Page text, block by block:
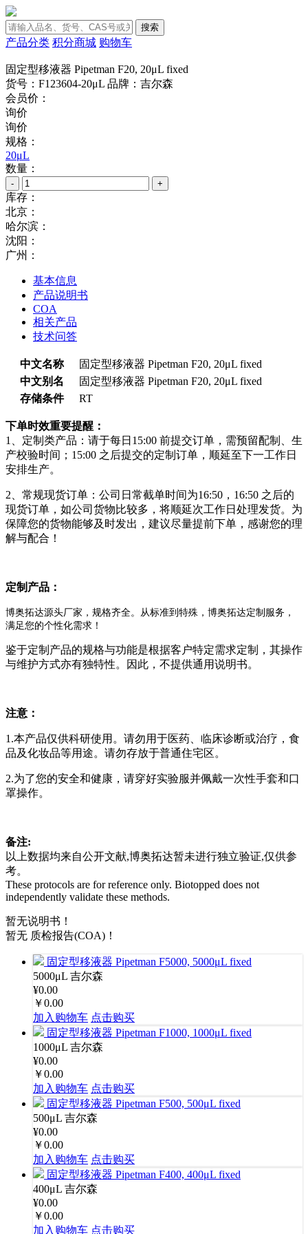
搜索
产品分类 积分商城 购物车
固定型移液器 Pipetman F20, 20μL fixed
货号：F123604-20μL 品牌：吉尔森
会员价：
询价
询价
规格：
20μL
数量：
- +
库存：
北京：
哈尔滨：
沈阳：
广州：
基本信息
产品说明书
COA
相关产品
技术问答
中文名称
固定型移液器 Pipetman F20, 20μL fixed
中文别名
固定型移液器 Pipetman F20, 20μL fixed
存储条件
RT
下单时效重要提醒：
1、定制类产品：请于每日15:00 前提交订单，需预留配制、生
产校验时间；15:00 之后提交的定制订单，顺延至下一工作日
安排生产。
2、常规现货订单：公司日常截单时间为16:50，16:50 之后的
现货订单，如公司货物比较多，将顺延次工作日处理发货。为
保障您的货物能够及时发出，建议尽量提前下单，感谢您的理
解与配合！
定制产品：
博奥拓达源头厂家，规格齐全。从标准到特殊，博奥拓达定制服务，
满足您的个性化需求！
鉴于定制产品的规格与功能是根据客户特定需求定制，其操作
与维护方式亦有独特性。因此，不提供通用说明书。
注意：
1.本产品仅供科研使用。请勿用于医药、临床诊断或治疗，食
品及化妆品等用途。请勿存放于普通住宅区。
2.为了您的安全和健康，请穿好实验服并佩戴一次性手套和口
罩操作。
备注:
以上数据均来自公开文献,博奥拓达暂未进行独立验证,仅供参
考。
These protocols are for reference only. Biotopped does not
independently validate these methods.
暂无说明书！
暂无 质检报告(COA)！
固定型移液器 Pipetman F5000, 5000μL fixed
5000μL 吉尔森
¥0.00
￥0.00
加入购物车 点击购买
固定型移液器 Pipetman F1000, 1000μL fixed
1000μL 吉尔森
¥0.00
￥0.00
加入购物车 点击购买
固定型移液器 Pipetman F500, 500μL fixed
500μL 吉尔森
¥0.00
￥0.00
加入购物车 点击购买
固定型移液器 Pipetman F400, 400μL fixed
400μL 吉尔森
¥0.00
￥0.00
加入购物车 点击购买